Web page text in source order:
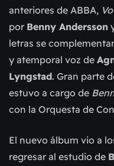
anteriores de ABBA,
por Benny Andersson
letras se
y atemporal voz de
Lyngstad. Gran parte
estuvo a cargo de
con la Orquesta de
El nuevo álbum vio a
regresar al estudio de